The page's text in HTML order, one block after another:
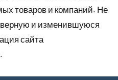
товаров и компаний. Не
и изменившуюся
сайта